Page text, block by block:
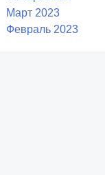
Март 2023
Февраль 2023